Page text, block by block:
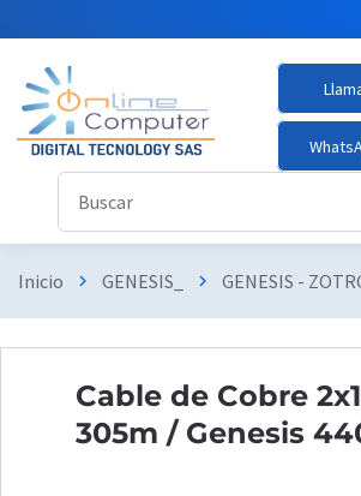
Inicio chevron_right GENESIS_ chevron_right GENESIS -
Cable de Cobre
305m / Genesis